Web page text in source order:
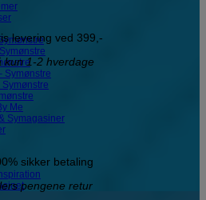
Symønstre
Symønstre
Me
Symagasiner
levering ved 399,-
kun 1-2 hverdage
sikker betaling
pengene retur